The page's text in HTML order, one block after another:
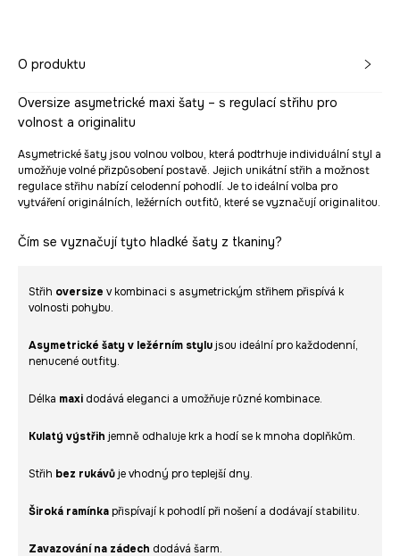
O produktu
Oversize asymetrické maxi šaty – s regulací střihu pro
volnost a originalitu
Asymetrické šaty jsou volnou volbou, která podtrhuje individuální styl a
umožňuje volné přizpůsobení postavě. Jejich unikátní střih a možnost
regulace střihu nabízí celodenní pohodlí. Je to ideální volba pro
vytváření originálních, ležérních outfitů, které se vyznačují originalitou.
Čím se vyznačují tyto hladké šaty z tkaniny?
Střih oversize v kombinaci s asymetrickým střihem přispívá k
volnosti pohybu.
Asymetrické šaty v ležérním stylujsou ideální pro každodenní,
nenucené outfity.
Délka maxi dodává eleganci a umožňuje různé kombinace.
Kulatý výstřih jemně odhaluje krk a hodí se k mnoha doplňkům.
Střih bez rukávůje vhodný pro teplejší dny.
Široká ramínka přispívají k pohodlí při nošení a dodávají stabilitu.
Zavazování na zádech dodává šarm.